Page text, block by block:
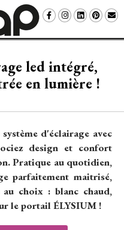
led intégré,
en lumière !
d'éclairage avec
design et confort
Pratique au quotidien,
parfaitement maitrisé,
choix : blanc chaud,
le portail ÉLYSIUM !